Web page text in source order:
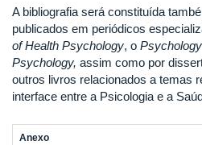
A bibliografia será constituída
publicados em periódicos
of Health Psychology, o
Psychology, assim como por
outros livros relacionados a temas
interface entre a Psicologia e a
Anexo